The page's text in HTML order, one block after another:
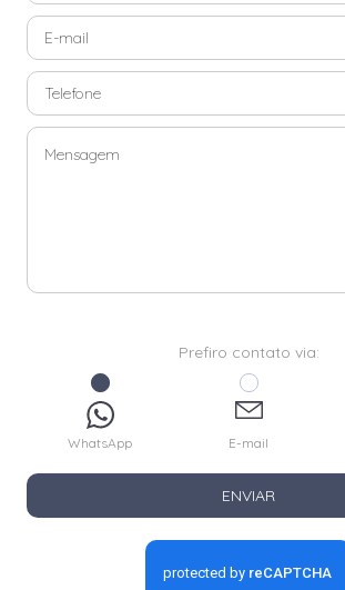
Prefiro contato via:
WhatsApp E-mail
ENVIAR